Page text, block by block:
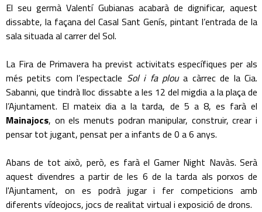
El seu germà Valentí Gubianas acabarà de dignificar, aquest
dissabte, la façana del Casal Sant Genís, pintant l’entrada de la
sala situada al carrer del Sol.
La Fira de Primavera ha previst activitats específiques per als
més petits com l’espectacle Sol i fa ploua càrrec de la Cia.
Sabanni, que tindrà lloc dissabte a les 12 del migdia a la plaça de
l’Ajuntament. El mateix dia a la tarda, de 5 a 8, es farà el
Mainajocs, on els menuts podran manipular, construir, crear i
pensar tot jugant, pensat per a infants de 0 a 6 anys.
Abans de tot això, però, es farà el Gamer Night Navàs. Serà
aquest divendres a partir de les 6 de la tarda als porxos de
l'Ajuntament, on es podrà jugar i fer competicions amb
diferents vídeojocs, jocs de realitat virtual i exposició de drons.